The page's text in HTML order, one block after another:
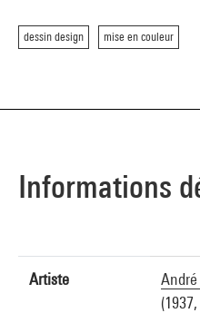
dessin design mise en couleur
Informations
Artiste